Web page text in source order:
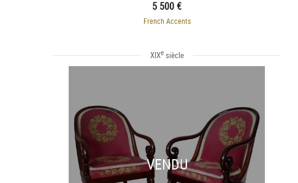
5 500 €
French Accents
XIXesiècle
VENDU